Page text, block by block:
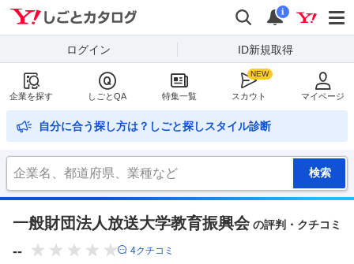
検索
通知
i
ログイン ID新規取得
企業を探す しごとQA 特集一覧 スカウト マイページ
自分に合う探し方は？しごと探しスタイル診断
一般財団法人放送大学教育振興会 の評判・クチコミ
-- 4クチコミ